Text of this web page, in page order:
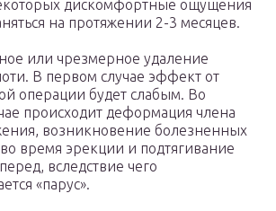
дискомфортные ощущения
на протяжении 2-3 месяцев.
или чрезмерное удаление
В первом случае эффект от
операции будет слабым. Во
происходит деформация члена
возникновение болезненных
время эрекции и подтягивание
вследствие чего
«парус».